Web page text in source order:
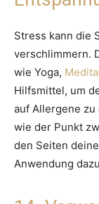
Stress kann die
verschlimmern.
wie Yoga,
Hilfsmittel, um
auf Allergene
wie der Punkt
den Seiten
Anwendung